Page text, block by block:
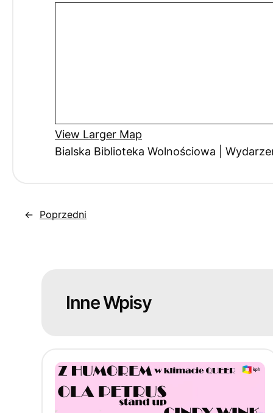
View Larger Map
Bialska Biblioteka Wolnościowa |
← Poprzedni
Inne Wpisy